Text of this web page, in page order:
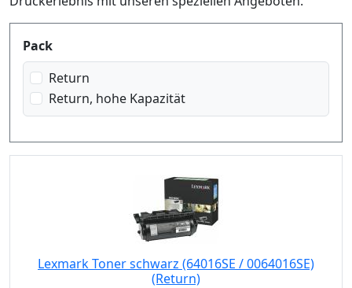
Produktfilter
Pack
Return
Return, hohe Kapazität
Lexmark Toner schwarz (64016SE / 0064016SE)
(Return)